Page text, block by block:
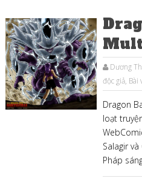
Dương
độc giả, Bài
Dragon
loạt
Salagir
Pháp